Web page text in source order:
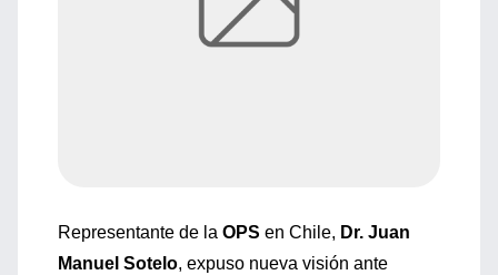
Representante de la OPS en Chile, Dr. Juan
Manuel Sotelo, expuso nueva visión ante